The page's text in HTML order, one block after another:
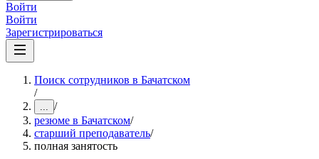
Войти
Войти
Зарегистрироваться
Поиск сотрудников в Бачатском
/
... /
резюме в Бачатском/
старший преподаватель/
полная занятость